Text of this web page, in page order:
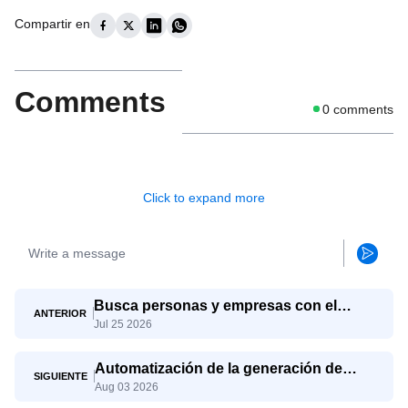
Compartir en
Comments 0 comments
Click to expand more
ANTERIOR
Busca personas y empresas con el
agente de búsqueda de LinkedIn de
Jul 25 2026
SIGUIENTE
Automatización de la generación de
leads B2B con SaleAI
Aug 03 2026